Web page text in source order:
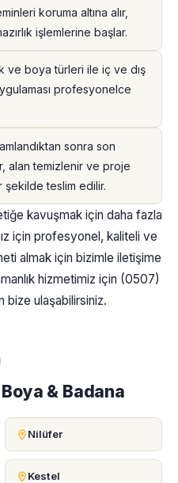
koruma altına alır,
işlemlerine başlar.
ve boya türleri ile iç ve dış
profesyonelce
sonra son
alan temizlenir ve proje
teslim edilir.
kavuşmak için daha fazla
için profesyonel, kaliteli ve
almak için bizimle iletişime
hizmetimiz için (0507)
bize ulaşabilirsiniz.
& Badana
Nilüfer
Kestel